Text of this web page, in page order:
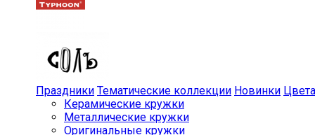
Праздники Тематические коллекции Новинки Цвета
Керамические кружки
Металлические кружки
Оригинальные кружки